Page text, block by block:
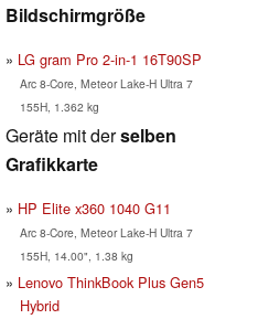
Bildschirmgröße
LG gram Pro 2-in-1 16T90SP
Arc 8-Core, Meteor Lake-H Ultra 7
155H, 1.362 kg
Geräte mit derselben
Grafikkarte
HP Elite x360 1040 G11
Arc 8-Core, Meteor Lake-H Ultra 7
155H, 14.00", 1.38 kg
Lenovo ThinkBook Plus Gen5
Hybrid